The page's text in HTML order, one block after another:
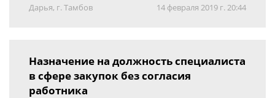
Дарья, г. Тамбов 14 февраля 2019 г. 20:44
Назначение на должность специалиста
в сфере закупок без согласия
работника